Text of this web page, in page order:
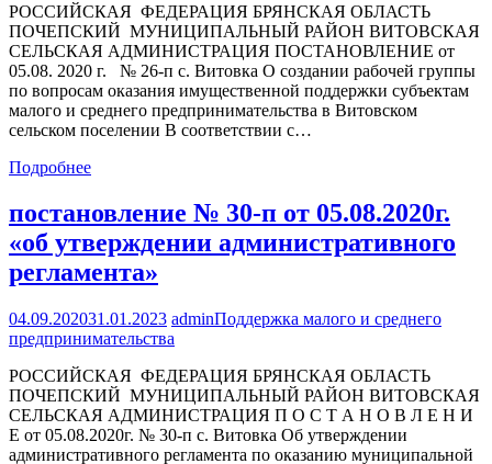
РОССИЙСКАЯ ФЕДЕРАЦИЯ БРЯНСКАЯ ОБЛАСТЬ
ПОЧЕПСКИЙ МУНИЦИПАЛЬНЫЙ РАЙОН ВИТОВСКАЯ
СЕЛЬСКАЯ АДМИНИСТРАЦИЯ ПОСТАНОВЛЕНИЕ от
05.08. 2020 г. № 26-п с. Витовка О создании рабочей группы
по вопросам оказания имущественной поддержки субъектам
малого и среднего предпринимательства в Витовском
сельском поселении В соответствии с…
Подробнее
постановление № 30-п от 05.08.2020г.
«об утверждении административного
регламента»
04.09.202031.01.2023 adminПоддержка малого и среднего
предпринимательства
РОССИЙСКАЯ ФЕДЕРАЦИЯ БРЯНСКАЯ ОБЛАСТЬ
ПОЧЕПСКИЙ МУНИЦИПАЛЬНЫЙ РАЙОН ВИТОВСКАЯ
СЕЛЬСКАЯ АДМИНИСТРАЦИЯ П О С Т А Н О В Л Е Н И
Е от 05.08.2020г. № 30-п с. Витовка Об утверждении
административного регламента по оказанию муниципальной